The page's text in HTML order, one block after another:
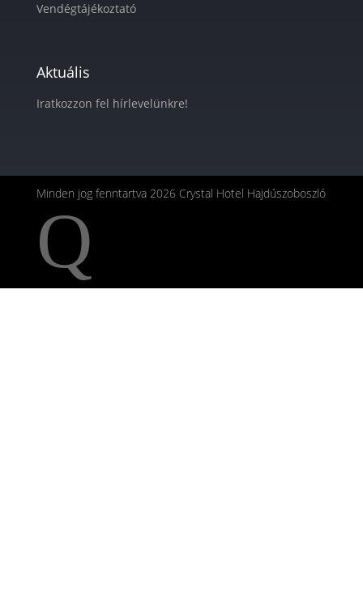
Vendégtájékoztató
Aktuális
Iratkozzon fel hírlevelünkre!
Minden jog fenntartva 2026 Crystal Hotel Hajdúszoboszló
Q